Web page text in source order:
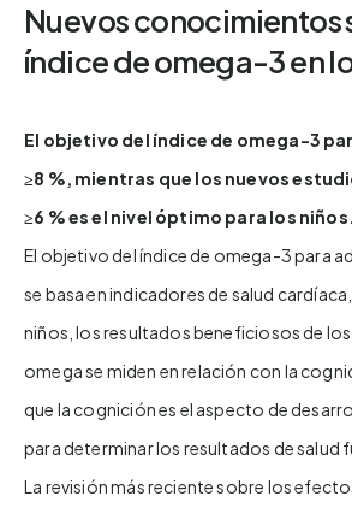
Nuevos conocimientos
índice de omega-3 en
El objetivo del índice de omega-3
≥8 %, mientras que los nuevos
≥6 % es el nivel óptimo para los niños.
El objetivo del índice de omega-3 para
se basa en indicadores de salud
niños, los resultados beneficiosos de
omega se miden en relación con la
que la cognición es el aspecto de
para determinar los resultados de salud
La revisión más reciente sobre los